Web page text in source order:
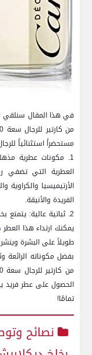
في هذا ​المقال سنلقي‌
مستحضراً استثنائياً
1. مكونات عطرية
العطرية التي تضفي⁢
الأرتيميسيا والكراوية
الفريدة ​والأنيقة.
2. ثباتية عالية:
يمكنك ارتداء هذا
طويلاً ⁣على البشرة⁢
بفضل ⁣مكوناته الرائعة
الحصول‌ على عطر⁣ فريد
تمامًا!
نصائح